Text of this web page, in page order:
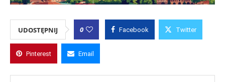
UDOSTĘPNIJ 0 Facebook Twitter
Pinterest Email